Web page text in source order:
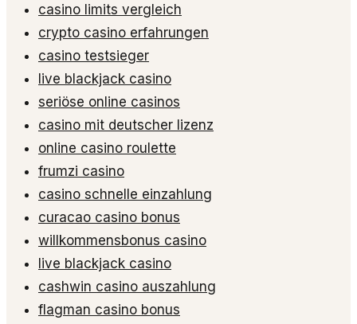
casino limits vergleich
crypto casino erfahrungen
casino testsieger
live blackjack casino
seriöse online casinos
casino mit deutscher lizenz
online casino roulette
frumzi casino
casino schnelle einzahlung
curacao casino bonus
willkommensbonus casino
live blackjack casino
cashwin casino auszahlung
flagman casino bonus